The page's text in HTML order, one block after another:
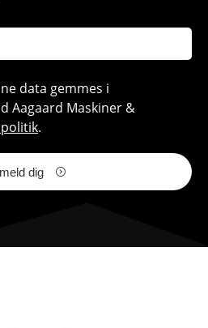
data gemmes i
Aagaard Maskiner &
.
dig